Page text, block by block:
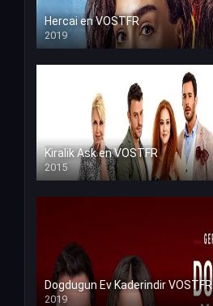
Hercai en VOSTFR
2019
Kiralik Ask en VOSTFR
2015
Dogdugun Ev Kaderindir VOSTFR
2019